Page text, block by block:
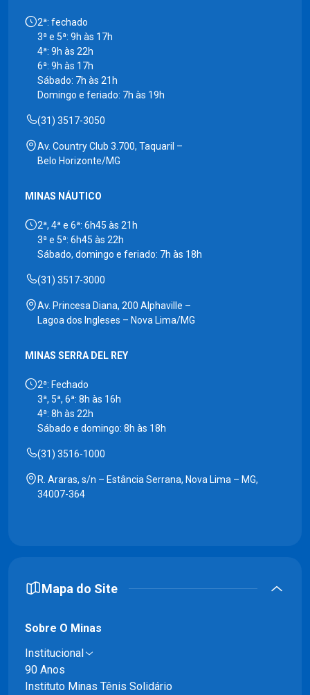
2ª: fechado
3ª e 5ª: 9h às 17h
4ª: 9h às 22h
6ª: 9h às 17h
Sábado: 7h às 21h
Domingo e feriado: 7h às 19h
(31) 3517-3050
Av. Country Club 3.700, Taquaril –
Belo Horizonte/MG
MINAS NÁUTICO
2ª, 4ª e 6ª: 6h45 às 21h
3ª e 5ª: 6h45 às 22h
Sábado, domingo e feriado: 7h às 18h
(31) 3517-3000
Av. Princesa Diana, 200 Alphaville –
Lagoa dos Ingleses – Nova Lima/MG
MINAS SERRA DEL REY
2ª: Fechado
3ª, 5ª, 6ª: 8h às 16h
4ª: 8h às 22h
Sábado e domingo: 8h às 18h
(31) 3516-1000
R. Araras, s/n – Estância Serrana, Nova Lima – MG,
34007-364
Mapa do Site
Sobre O Minas
Institucional
90 Anos
Instituto Minas Tênis Solidário